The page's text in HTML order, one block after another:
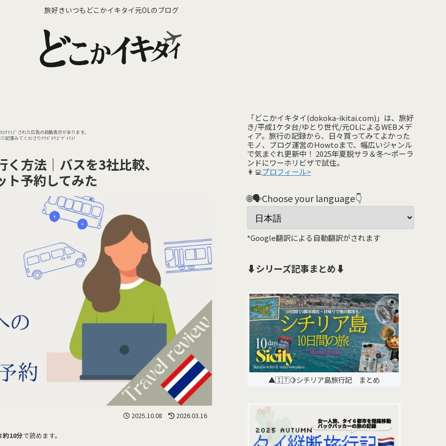
旅好きいつもどこかイキタイ元OLのブログ
ﾏｲｽﾞされた広告の自動表示があります。
記事みてくださりｱﾘｶﾞﾄｳｺﾞｻﾞｲﾏｽ!
方法｜バスを3社比較、
ト予約してみた
2025.10.08 2026.03.16
約10分で読めます。
「どこかイキタイ(dokoka-ikitai.com)」は、旅好
き/平成1ケタ台/ゆとり世代/元OLによるWEBメデ
ィア。旅行の記録から、日々買ってみてよかった
モノ、ブログ運営のHowtoまで、幅広いジャンル
で気まぐれ更新中！ 2025年夏脱サラ＆冬〜ポーラ
ンドにワーホリビザで試住。
👩‍💻プロフィール>
🌐🗣️Choose your language👇
*Google翻訳による自動翻訳がされます
⬇️シリーズ記事まとめ⬇️
▲🇮🇹🍋シチリア島旅行記 まとめ